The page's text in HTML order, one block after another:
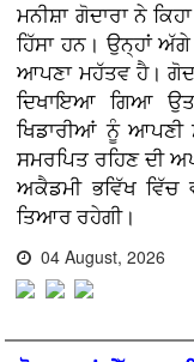
ਮਨੀਸ਼ਾ ਗੋਦਾਰਾ ਨੇ
ਹਿੱਸਾ ਹਨ। ਉਨ੍ਹਾਂ ਅੱਗੇ
ਆਪਣਾ ਮਹੱਤਵ ਹੈ।
ਦਿਖਾਇਆ ਗਿਆ
ਖਿਡਾਰੀਆਂ ਨੂੰ ਆਪਣੀ
ਸਮਰਪਿਤ ਰਹਿਣ ਦੀ
ਅਕੈਡਮੀ ਭਵਿੱਖ
ਤਿਆਰ ਰਹੇਗੀ।
04 August, 2026